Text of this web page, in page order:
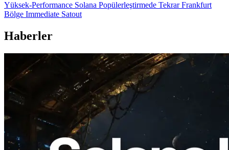
Yüksek-Performance Solana Popülerleştirmede Tekrar Frankfurt
Bölge Immediate Satout
Haberler